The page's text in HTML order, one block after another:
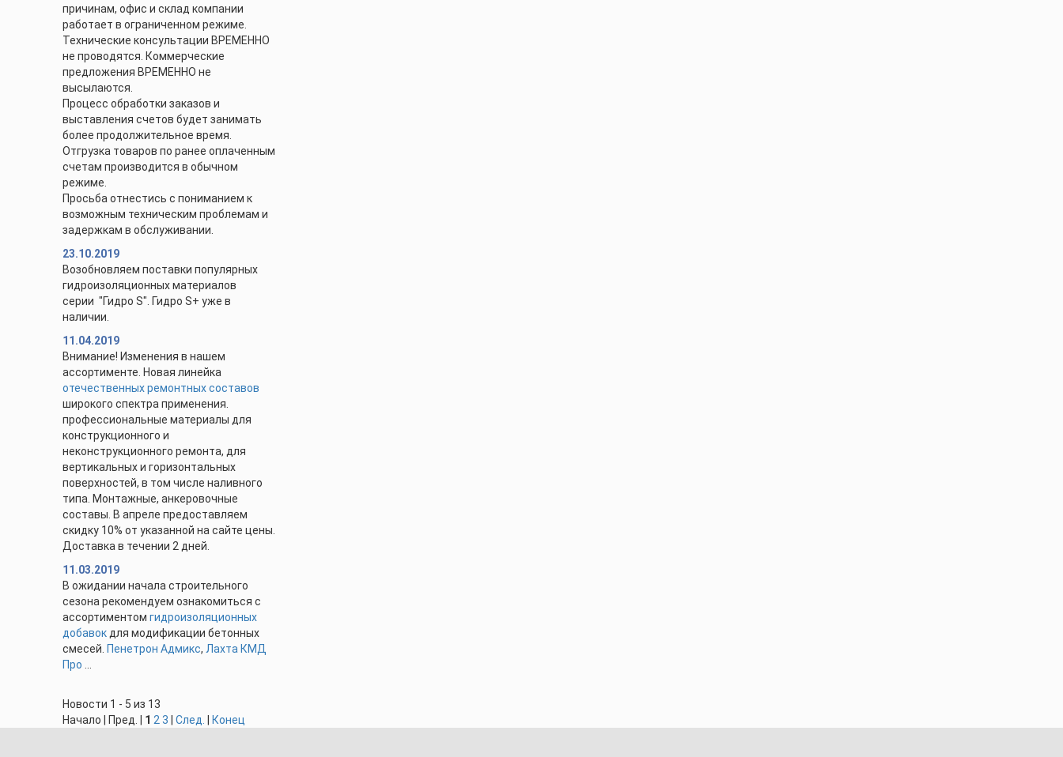
причинам, офис и склад компании
работает в ограниченном режиме.
Технические консультации ВРЕМЕННО
не проводятся. Коммерческие
предложения ВРЕМЕННО не
высылаются.
Процесс обработки заказов и
выставления счетов будет занимать
более продолжительное время.
Отгрузка товаров по ранее оплаченным
счетам производится в обычном
режиме.
Просьба отнестись с пониманием к
возможным техническим проблемам и
задержкам в обслуживании.
23.10.2019
Возобновляем поставки популярных
гидроизоляционных материалов
серии "Гидро S". Гидро S+ уже в
наличии.
11.04.2019
Внимание! Изменения в нашем
ассортименте. Новая линейка
отечественных ремонтных составов
широкого спектра применения.
профессиональные материалы для
конструкционного и
неконструкционного ремонта, для
вертикальных и горизонтальных
поверхностей, в том числе наливного
типа. Монтажные, анкеровочные
составы. В апреле предоставляем
скидку 10% от указанной на сайте цены.
Доставка в течении 2 дней.
11.03.2019
В ожидании начала строительного
сезона рекомендуем ознакомиться с
ассортиментом гидроизоляционных
добавок для модификации бетонных
смесей. Пенетрон Адмикс, Лахта КМД
Про
Новости 1 - 5 из 13
Начало | Пред. | 1 2 3 След. Конец